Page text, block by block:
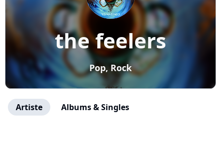
the feelers
Pop, Rock
Artiste Albums & Singles